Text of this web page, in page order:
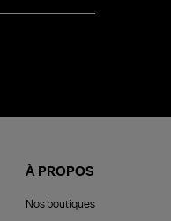
À PROPOS
Nos boutiques